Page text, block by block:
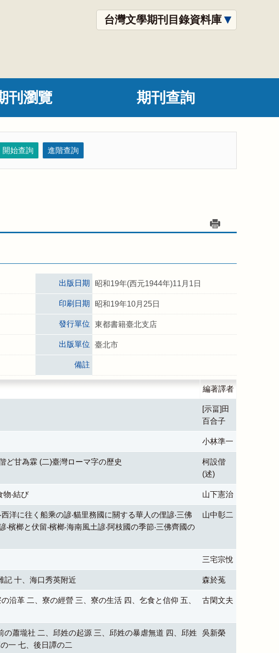
台灣文學期刊目錄資料庫
刊瀏覽 期刊查詢
開始查詢 進階查詢
出版日期 昭和19年(西元1944年)11月1日
印刷日期 昭和19年10月25日
發行單位 東都書籍臺北支店
出版單位 臺北市
備註
編著譯者
[示畐]田
百合子
小林準一
ど甘為霖 (二)臺灣ローマ字の歷史
柯設偕
(述)
‧結び 山下憲治
洋に往く船乘の諺‧貓里務國に關する華人の俚諺‧三佛
檳榔と伏留‧檳榔‧海南風土諺‧阿枝國の季節‧三佛齊國の
山中彰二
三宅宗悅
記 十、海口秀英附近 森於菟
沿革 二、寮の經營 三、寮の生活 四、乞食と信仰 五、
古閑文夫
蕭壠社 二、邱姓の起源 三、邱姓の暴虐無道 四、邱姓
一 七、後日譚の二
吳新榮